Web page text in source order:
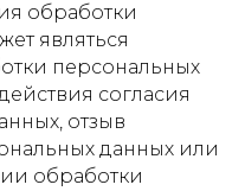
обработки
являться
персональных
согласия
отзыв
данных или
обработки